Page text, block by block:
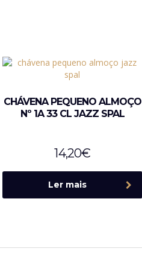
CHÁVENA PEQUENO ALMOÇO
Nº 1A 33 CL JAZZ SPAL
14,20€
Ler mais